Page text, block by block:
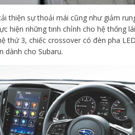
thiện sự thoải mái cũng như giảm
hiện những tinh chỉnh cho hệ thống
thứ 3, chiếc crossover có đèn pha
dành cho Subaru.